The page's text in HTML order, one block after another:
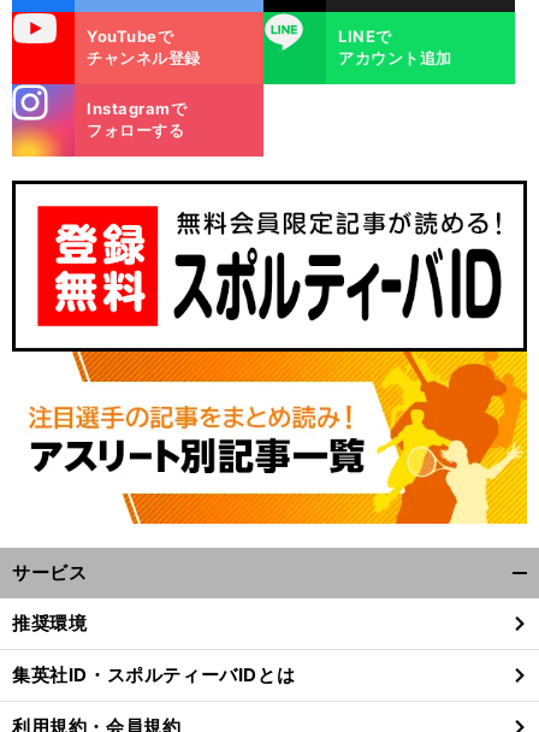
YouTubeで
チャンネル登録
LINE
LINEで
アカウント追加
m
Instagramで
フォローする
サービス
閉
る
推奨環境
集英社ID・スポルティーバIDとは
利用規約・会員規約